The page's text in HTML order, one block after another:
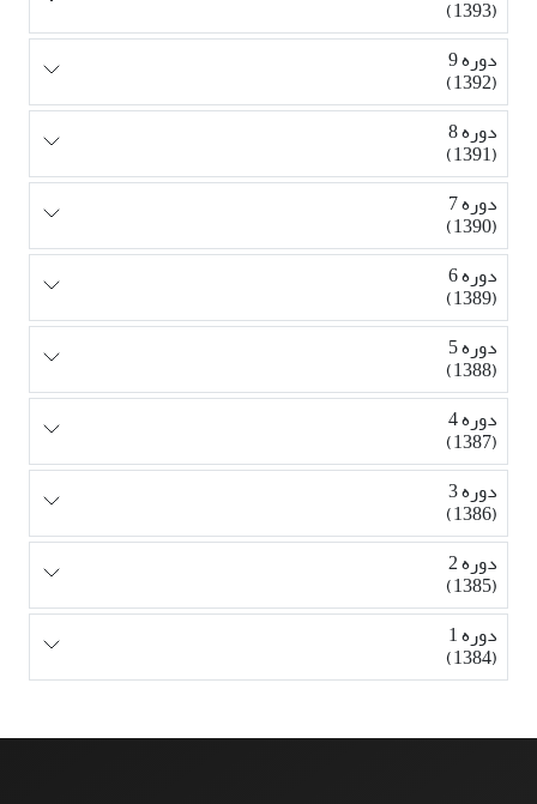
(1393)
دوره 9
(1392)
دوره 8
(1391)
دوره 7
(1390)
دوره 6
(1389)
دوره 5
(1388)
دوره 4
(1387)
دوره 3
(1386)
دوره 2
(1385)
دوره 1
(1384)